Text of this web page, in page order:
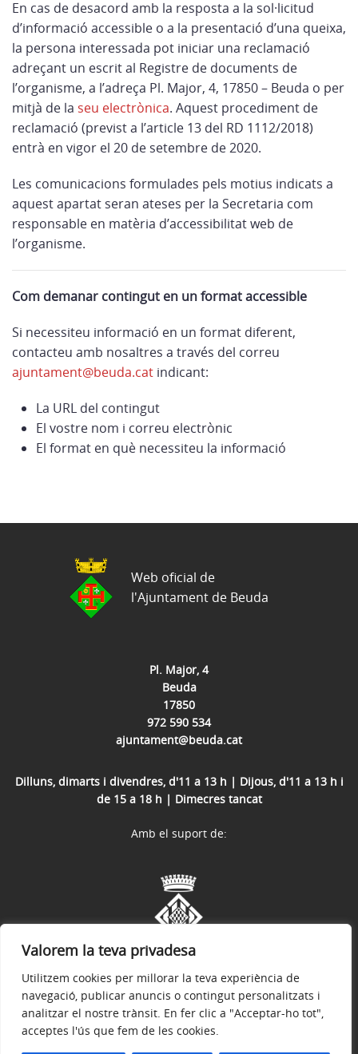
Valorem la teva privadesa
Utilitzem cookies per millorar la teva experiència de
navegació, publicar anuncis o contingut personalitzats i
analitzar el nostre trànsit. En fer clic a "Acceptar-ho tot",
acceptes l'ús que fem de les cookies.
En cas de desacord amb la resposta a la sol·licitud
d’informació accessible o a la presentació d’una queixa,
la persona interessada pot iniciar una reclamació
adreçant un escrit al Registre de documents de
l’organisme, a l’adreça Pl. Major, 4, 17850 – Beuda o per
mitjà de la seu electrònica. Aquest procediment de
reclamació (previst a l’article 13 del RD 1112/2018)
entrà en vigor el 20 de setembre de 2020.
Les comunicacions formulades pels motius indicats a
aquest apartat seran ateses per la Secretaria com
responsable en matèria d’accessibilitat web de
l’organisme.
Com demanar contingut en un format accessible
Si necessiteu informació en un format diferent,
contacteu amb nosaltres a través del correu
ajuntament@beuda.cat indicant:
La URL del contingut
El vostre nom i correu electrònic
El format en què necessiteu la informació
Pl. Major, 4
Beuda
17850
972 590 534
ajuntament@beuda.cat
Dilluns, dimarts i divendres, d'11 a 13 h | Dijous, d'11 a 13 h i
de 15 a 18 h | Dimecres tancat
Web oficial de
l'Ajuntament de Beuda
Avís legal Política de privacitat
Amb el suport de: